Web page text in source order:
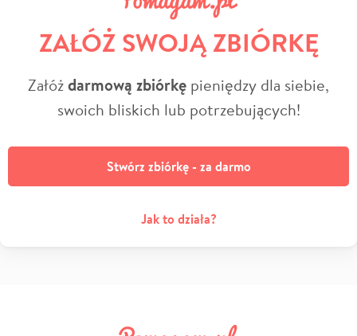
ZAŁÓŻ SWOJĄ ZBIÓRKĘ
Załóżdarmową zbiórkę pieniędzy dla siebie,
swoich bliskich lub potrzebujących!
Stwórz zbiórkę - za darmo
Jak to działa?